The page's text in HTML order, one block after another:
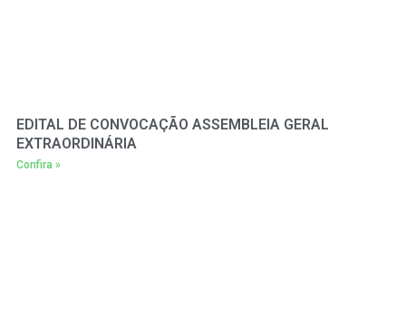
EDITAL DE CONVOCAÇÃO ASSEMBLEIA GERAL
EXTRAORDINÁRIA
Confira »